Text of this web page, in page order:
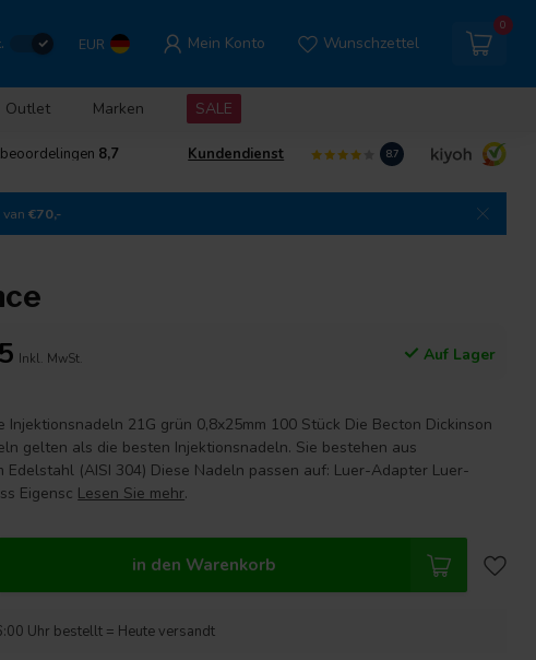
EUR Mein Konto Wunschzettel
0
Outlet Marken SALE
8,7 Kundendienst 8.7
€70,-
Inkl. MwSt. Auf Lager
Injektionsnadeln 21G grün 0,8x25mm 100 Stück Die Becton Dickinson
gelten als die besten Injektionsnadeln. Sie bestehen aus
Edelstahl (AISI 304) Diese Nadeln passen auf: Luer-Adapter Luer-
Eigensc Lesen Sie mehr.
in den Warenkorb
Uhr bestellt = Heute versandt